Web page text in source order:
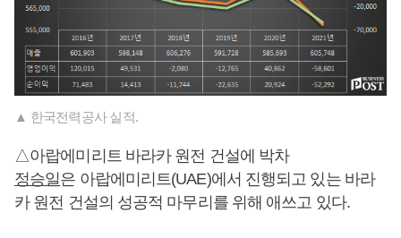
▲ 한국전력공사 실적.
△아랍에미리트 바라카 원전 건설에 박차
정승일은 아랍에미리트(UAE)에서 진행되고 있는 바라
카 원전 건설의 성공적 마무리를 위해 애쓰고 있다.